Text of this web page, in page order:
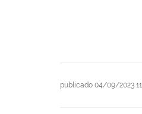
publicado 04/09/2023